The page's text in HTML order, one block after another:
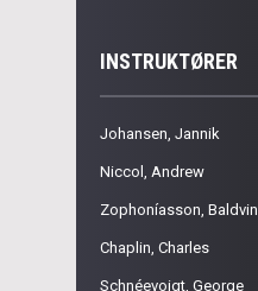
INSTRUKTØRER
Johansen, Jannik
Niccol, Andrew
Zophoníasson, Baldvin
Chaplin, Charles
Schnéevoigt, George